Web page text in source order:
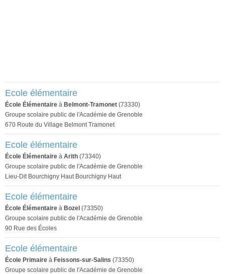
Ecole élémentaire
École Élémentaire à Belmont-Tramonet (73330)
Groupe scolaire public de l'Académie de Grenoble
670 Route du Village Belmont Tramonet
Ecole élémentaire
École Élémentaire à Arith (73340)
Groupe scolaire public de l'Académie de Grenoble
Lieu-Dit Bourchigny Haut Bourchigny Haut
Ecole élémentaire
École Élémentaire à Bozel (73350)
Groupe scolaire public de l'Académie de Grenoble
90 Rue des Écoles
Ecole élémentaire
École Primaire à Feissons-sur-Salins (73350)
Groupe scolaire public de l'Académie de Grenoble